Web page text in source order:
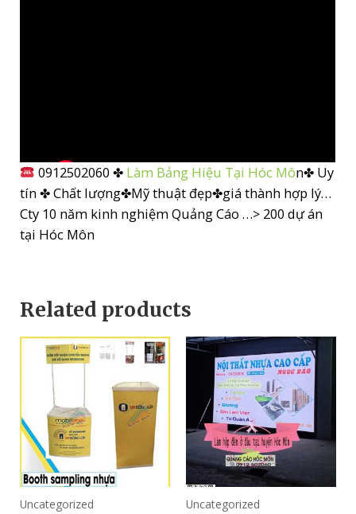
0912502060 ✤ Làm Bảng Hiệu Tại Hóc Môn✤ Uy
tín ✤ Chất lượng✤Mỹ thuật đẹp✤giá thành hợp lý…
Cty 10 năm kinh nghiệm Quảng Cáo …> 200 dự án
tại Hóc Môn
Related products
Uncategorized Uncategorized